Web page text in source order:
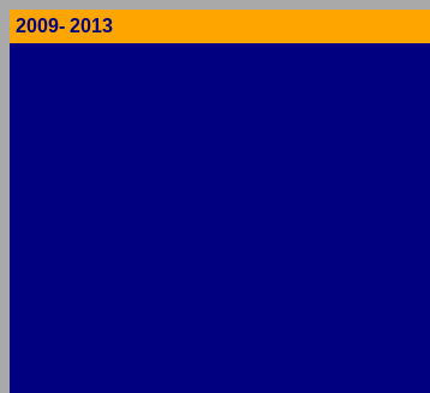
2009- 2013